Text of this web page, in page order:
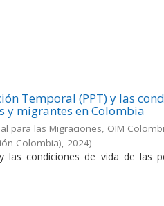
Temporal (PPT) y las
y migrantes en Colombia
para las Migraciones, OIM
Colombia), 2024)
las condiciones de vida de las